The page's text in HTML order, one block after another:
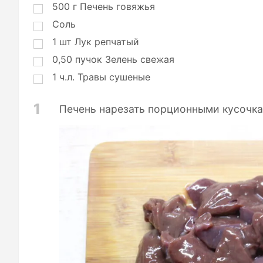
500 г Печень говяжья
Соль
1 шт Лук репчатый
0,50 пучок Зелень свежая
1 ч.л. Травы сушеные
1 Печень нарезать порционными